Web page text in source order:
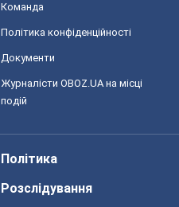
Команда
Політика конфіденційності
Документи
Журналісти OBOZ.UA на місці
подій
Політика
Розслідування